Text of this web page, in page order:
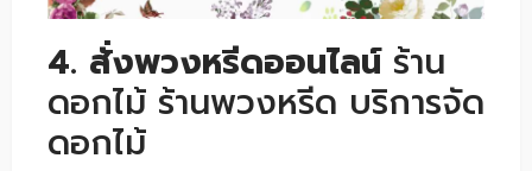
4. สั่งพวงหรีดออนไลน์ ร้าน
ดอกไม้ ร้านพวงหรีด บริการจัด
ดอกไม้